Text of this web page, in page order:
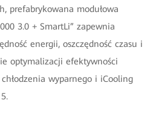
prefabrykowana modułowa
3.0 + SmartLi” zapewnia
energii, oszczędność czasu i
optymalizacji efektywności
wyparnego i iCooling